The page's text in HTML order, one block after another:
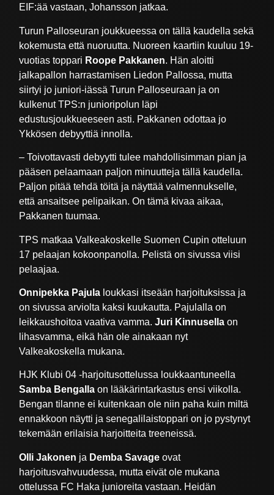
EIF:ää vastaan, Johansson jatkaa.
Turun Palloseuran joukkueessa on tällä kaudella sekä
kokemusta että nuoruutta. Nuoreen kaartiin kuuluu 19-
vuotias toppari Roope Pakkanen. Hän aloitti
jalkapallon harrastamisen Liedon Pallossa, mutta
siirtyi jo juniori-iässä Turun Palloseuraan ja on
kulkenut TPS:n junioripolun läpi
edustusjoukkueeseen asti. Pakkanen odottaa jo
Ykkösen debyyttiä innolla.
– Toivottavasti debyytti tulee mahdollisimman pian ja
pääsen pelaamaan paljon minuutteja tällä kaudella.
Paljon pitää tehdä töitä ja näyttää valmennukselle,
että ansaitsee pelipaikan. On tämä kivaa aikaa,
Pakkanen tuumaa.
TPS matkaa Valkeakoskelle Suomen Cupin otteluun
17 pelaajan kokoonpanolla. Pelistä on sivussa viisi
pelaajaa.
Onnipekka Pajula loukkasi itseään harjoituksissa ja
on sivussa arviolta kaksi kuukautta. Pajulalla on
leikkaushoitoa vaativa vamma.Juri Kinnusella on
lihasvamma, eikä hän ole ainakaan nyt
Valkeakoskella mukana.
HJK Klubi 04 -harjoitusottelussa loukkaantuneella
Samba Bengalla on lääkärintarkastus ensi viikolla.
Bengan tilanne ei kuitenkaan ole niin paha kuin miltä
ennakkoon näytti ja senegalilaistoppari on jo pystynyt
tekemään erilaisia harjoitteita treeneissä.
Olli Jakonen ja Demba Savage ovat
harjoitusvahvuudessa, mutta eivät ole mukana
ottelussa FC Haka junioreita vastaan. Heidän